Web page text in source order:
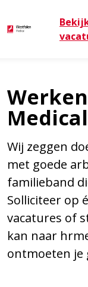
Wij zeggen
met goede
familieband
Solliciteer op
vacatures of
kan naar
ontmoeten je